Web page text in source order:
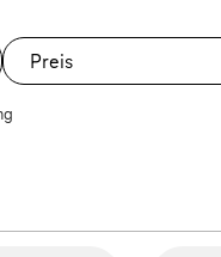
Gaming Edition
Preis